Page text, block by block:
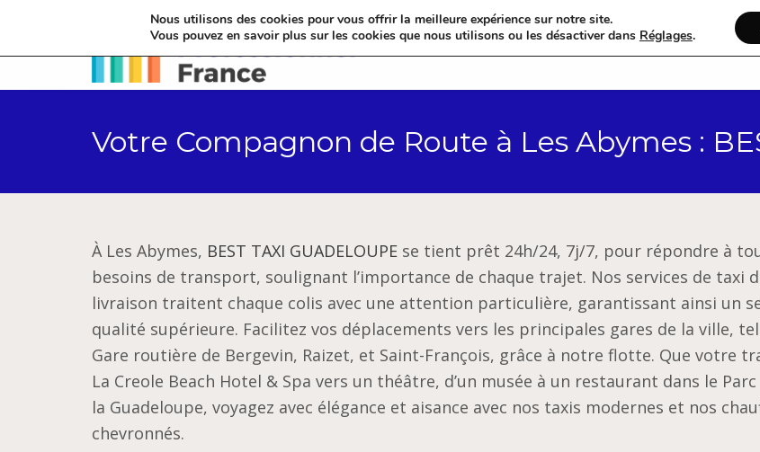
Accueil
Votre Compagnon de Route à Les Abymes :
À Les Abymes, BEST TAXI GUADELOUPE se tient prêt 24h/24, 7j/7, pour répondre à
besoins de transport, soulignant l’importance de chaque trajet. Nos services de taxi
livraison traitent chaque colis avec une attention particulière, garantissant ainsi un
qualité supérieure. Facilitez vos déplacements vers les principales gares de la ville,
Gare routière de Bergevin, Raizet, et Saint-François, grâce à notre flotte. Que votre
La Creole Beach Hotel & Spa vers un théâtre, d’un musée à un restaurant dans le
la Guadeloupe, voyagez avec élégance et aisance avec nos taxis modernes et nos
chevronnés.
Nous utilisons des cookies pour vous offrir la meilleure expérience sur notre site.
Vous pouvez en savoir plus sur les cookies que nous utilisons ou les désactiver dans Réglages.